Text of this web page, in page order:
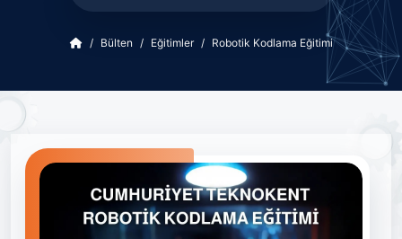
Bülten Eğitimler Robotik Kodlama Eğitimi